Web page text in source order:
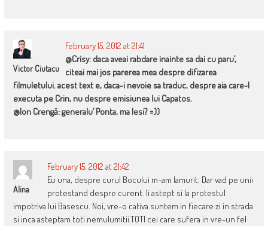
Victor Ciutacu
February 15, 2012 at 21:41
@Crisy: daca aveai rabdare inainte sa dai cu paru’,
citeai mai jos parerea mea despre difizarea
filmuletului. acest text e, daca-i nevoie sa traduc, despre aia care-l
executa pe Crin, nu despre emisiunea lui Capatos.
@Ion Crengă: generalu’ Ponta, ma lesi? =))
Alina
February 15, 2012 at 21:42
Eu una, despre curul Bocului m-am lamurit. Dar vad pe unii
protestand despre curent. Ii astept si la protestul
impotriva lui Basescu. Noi, vre-o cativa suntem in fiecare zi in strada
si inca asteptam toti nemulumitii.TOTI cei care sufera in vre-un fel